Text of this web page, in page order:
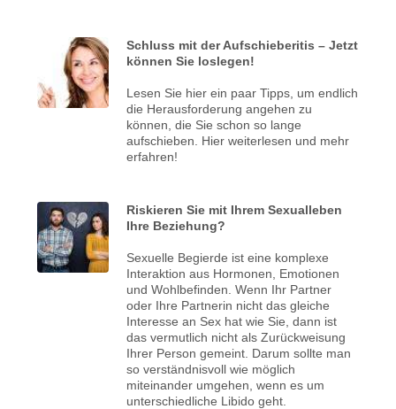
Schluss mit der Aufschieberitis – Jetzt
können Sie loslegen!
Lesen Sie hier ein paar Tipps, um endlich
die Herausforderung angehen zu
können, die Sie schon so lange
aufschieben. Hier weiterlesen und mehr
erfahren!
Riskieren Sie mit Ihrem Sexualleben
Ihre Beziehung?
Sexuelle Begierde ist eine komplexe
Interaktion aus Hormonen, Emotionen
und Wohlbefinden. Wenn Ihr Partner
oder Ihre Partnerin nicht das gleiche
Interesse an Sex hat wie Sie, dann ist
das vermutlich nicht als Zurückweisung
Ihrer Person gemeint. Darum sollte man
so verständnisvoll wie möglich
miteinander umgehen, wenn es um
unterschiedliche Libido geht.